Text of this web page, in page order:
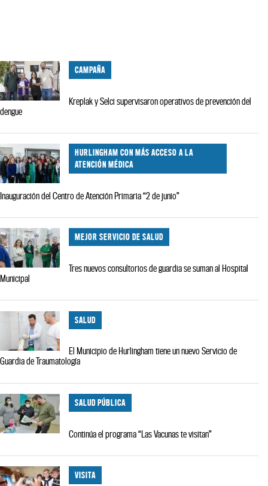
CAMPAÑA
Kreplak y Selci supervisaron operativos de prevención del
dengue
HURLINGHAM CON MÁS ACCESO A LA
ATENCIÓN MÉDICA
Inauguración del Centro de Atención Primaria “2 de junio”
MEJOR SERVICIO DE SALUD
Tres nuevos consultorios de guardia se suman al Hospital
Municipal
SALUD
El Municipio de Hurlingham tiene un nuevo Servicio de
Guardia de Traumatología
SALUD PÚBLICA
Continúa el programa “Las Vacunas te visitan”
VISITA